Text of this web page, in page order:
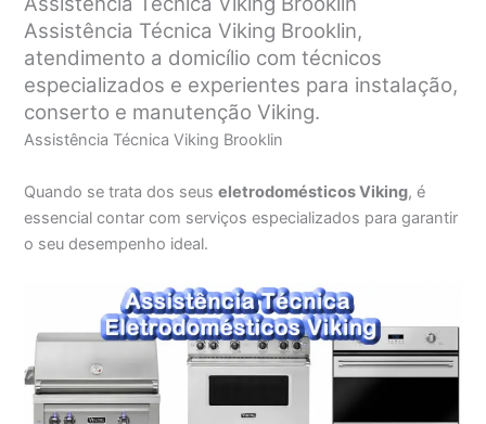
Assistência Técnica Viking Brooklin,
atendimento a domicílio com técnicos
especializados e experientes para instalação,
conserto e manutenção Viking.
Assistência Técnica Viking Brooklin
Quando se trata dos seuseletrodomésticos Viking, é
essencial contar com serviços especializados para garantir
o seu desempenho ideal.